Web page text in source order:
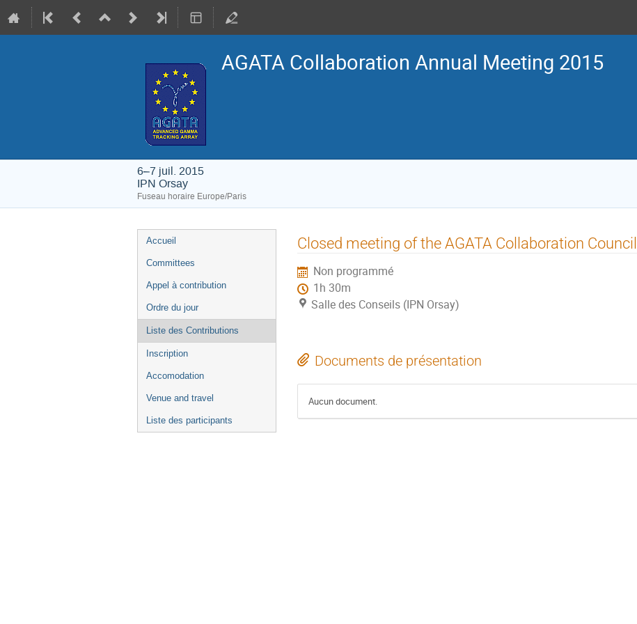
AGATA Collaboration Annual Meeting 2015
6–7 juil. 2015
IPN Orsay
Fuseau horaire Europe/Paris
Menu
de
Accueil
Committees
Appel à contribution
Ordre du jour
Liste des Contributions
Inscription
Accomodation
Venue and travel
Liste des participants
Closed meeting of the AGATA Collaboration Council
Non programmé
1h 30m
Salle des Conseils (IPN Orsay)
Documents de présentation
Aucun document.